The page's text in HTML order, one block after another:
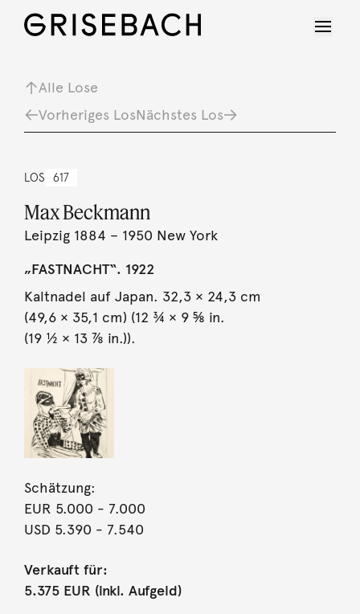
Alle Lose
Vorheriges LosNächstes Los
LOS 617
Max Beckmann
Leipzig 1884 – 1950 New York
„FASTNACHT“. 1922
Kaltnadel auf Japan. 32,3 × 24,3 cm
(49,6 × 35,1 cm) (12 ¾ × 9 ⅝ in.
(19 ½ × 13 ⅞ in.)).
Schätzung:
EUR 5.000 - 7.000
USD 5.390 - 7.540
Verkauft für:
5.375 EUR (inkl. Aufgeld)